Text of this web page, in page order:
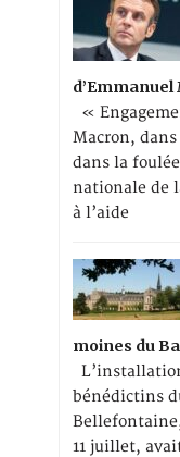
«
Macron,
dans la
nationale de
à l’aide
moines du
bénédictins
11 juillet,